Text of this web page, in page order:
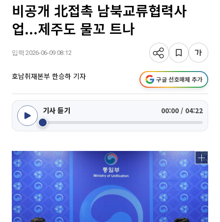
비공개 北접촉 남북교류협력사
업...제주도 물꼬 트나
입력 2026-06-09 08:12
호남취재본부 한승하 기자 구글 선호매체 추가
기사 듣기 00:00 / 04:22